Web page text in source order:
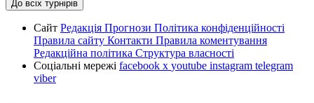
До всіх турнірів
Сайт Редакція Прогнози Політика конфіденційності
Правила сайту Контакти Правила коментування
Редакційна політика Структура власності
Соціальні мережі facebook x youtube instagram telegram
viber